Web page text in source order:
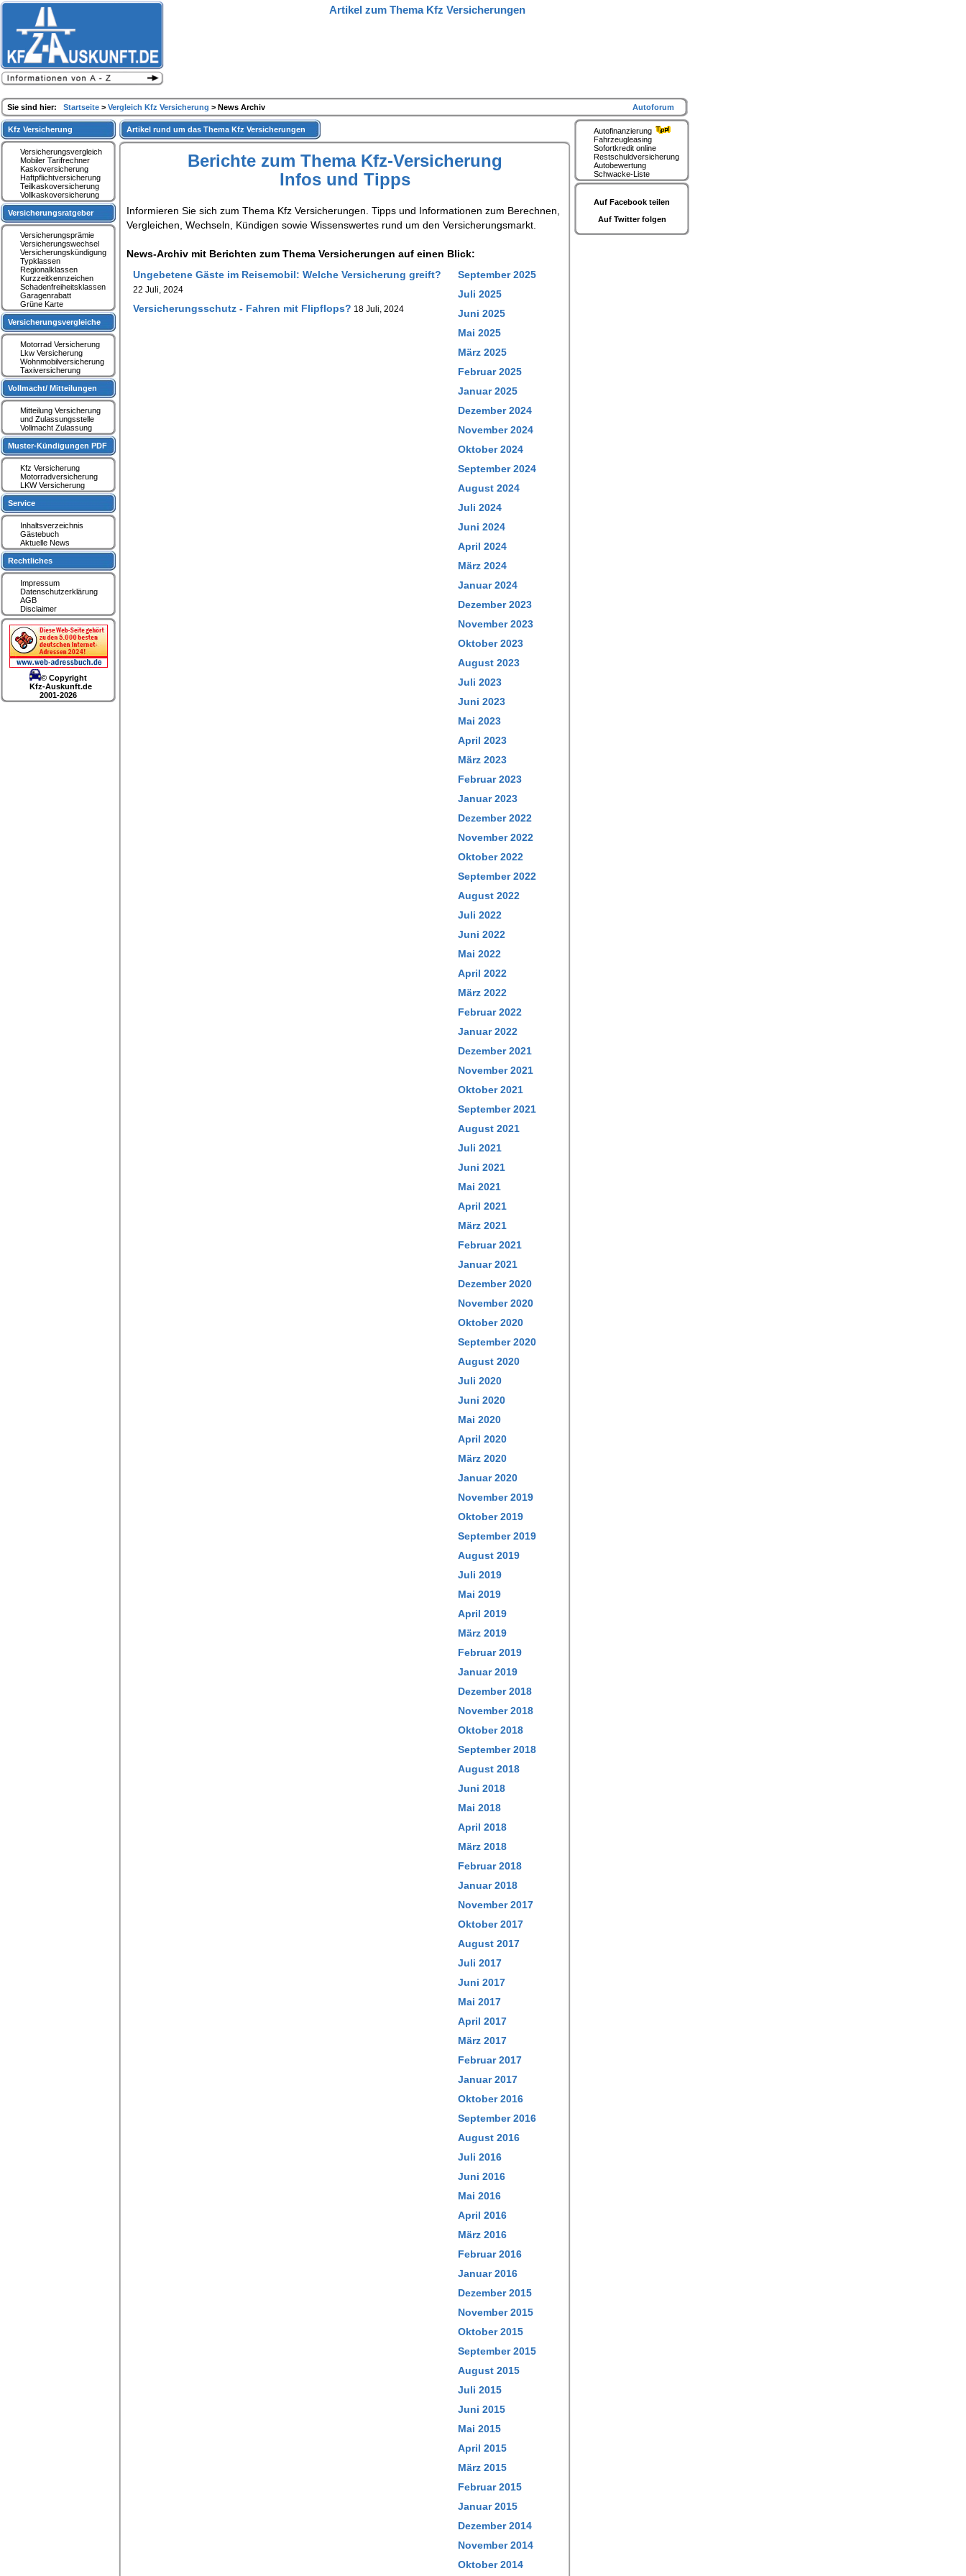
Artikel rund um das Thema Kfz Versicherungen
Berichte zum Thema Kfz-Versicherung
Infos und Tipps
Informieren Sie sich zum Thema Kfz Versicherungen. Tipps und Informationen zum Berechnen,
Vergleichen, Wechseln, Kündigen sowie Wissenswertes rund um den Versicherungsmarkt.
News-Archiv mit Berichten zum Thema Versicherungen auf einen Blick:
Ungebetene Gäste im Reisemobil: Welche Versicherung greift?
22 Juli, 2024
Versicherungsschutz - Fahren mit Flipflops? 18 Juli, 2024
September 2025
Juli 2025
Juni 2025
Mai 2025
März 2025
Februar 2025
Januar 2025
Dezember 2024
November 2024
Oktober 2024
September 2024
August 2024
Juli 2024
Juni 2024
April 2024
März 2024
Januar 2024
Dezember 2023
November 2023
Oktober 2023
August 2023
Juli 2023
Juni 2023
Mai 2023
April 2023
März 2023
Februar 2023
Januar 2023
Dezember 2022
November 2022
Oktober 2022
September 2022
August 2022
Juli 2022
Juni 2022
Mai 2022
April 2022
März 2022
Februar 2022
Januar 2022
Dezember 2021
November 2021
Oktober 2021
September 2021
August 2021
Juli 2021
Juni 2021
Mai 2021
April 2021
März 2021
Februar 2021
Januar 2021
Dezember 2020
November 2020
Oktober 2020
September 2020
August 2020
Juli 2020
Juni 2020
Mai 2020
April 2020
März 2020
Januar 2020
November 2019
Oktober 2019
September 2019
August 2019
Juli 2019
Mai 2019
April 2019
März 2019
Februar 2019
Januar 2019
Dezember 2018
November 2018
Oktober 2018
September 2018
August 2018
Juni 2018
Mai 2018
April 2018
März 2018
Februar 2018
Januar 2018
November 2017
Oktober 2017
August 2017
Juli 2017
Juni 2017
Mai 2017
April 2017
März 2017
Februar 2017
Januar 2017
Oktober 2016
September 2016
August 2016
Juli 2016
Juni 2016
Mai 2016
April 2016
März 2016
Februar 2016
Januar 2016
Dezember 2015
November 2015
Oktober 2015
September 2015
August 2015
Juli 2015
Juni 2015
Mai 2015
April 2015
März 2015
Februar 2015
Januar 2015
Dezember 2014
November 2014
Oktober 2014
Kfz Versicherung
Versicherungsvergleich
Mobiler Tarifrechner
Kaskoversicherung
Haftpflichtversicherung
Teilkaskoversicherung
Vollkaskoversicherung
Versicherungsratgeber
Versicherungsprämie
Versicherungswechsel
Versicherungskündigung
Typklassen
Regionalklassen
Kurzzeitkennzeichen
Schadenfreiheitsklassen
Garagenrabatt
Grüne Karte
Versicherungsvergleiche
Motorrad Versicherung
Lkw Versicherung
Wohnmobilversicherung
Taxiversicherung
Vollmacht/ Mitteilungen
Mitteilung Versicherung
und Zulassungsstelle
Vollmacht Zulassung
Muster-Kündigungen PDF
Kfz Versicherung
Motorradversicherung
LKW Versicherung
Service
Inhaltsverzeichnis
Gästebuch
Aktuelle News
Rechtliches
Impressum
Datenschutzerklärung
AGB
Disclaimer
© Copyright
Kfz-Auskunft.de
2001-2026
Autofinanzierung
Fahrzeugleasing
Sofortkredit online
Restschuldversicherung
Autobewertung
Schwacke-Liste
Auf Facebook teilen
Auf Twitter folgen
Artikel zum Thema Kfz Versicherungen
Sie sind hier: Startseite > Vergleich Kfz Versicherung > News Archiv Autoforum